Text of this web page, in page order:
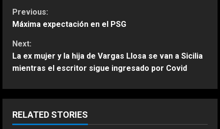
C
n
i
n
Previous:
Máxima expectación en el PSG
Next:
La ex mujer y la hija de Vargas Llosa se van a Sicilia
mientras el escritor sigue ingresado por Covid
RELATED STORIES